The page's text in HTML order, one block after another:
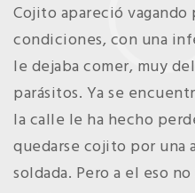
Cojito apareció
condiciones, con una
le dejaba comer, muy
parásitos. Ya se
la calle le ha hecho
quedarse cojito por una
soldada. Pero a el eso